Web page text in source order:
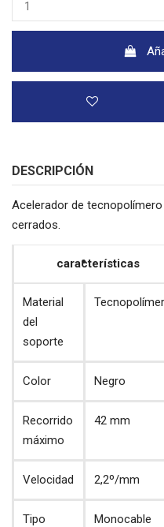
DESCRIPCIÓN
Acelerador de
cerrados.
características
Material
del
soporte
Color Negro
Recorrido
máximo
42 mm
Velocidad 2,2º/mm
Tipo
Monocable